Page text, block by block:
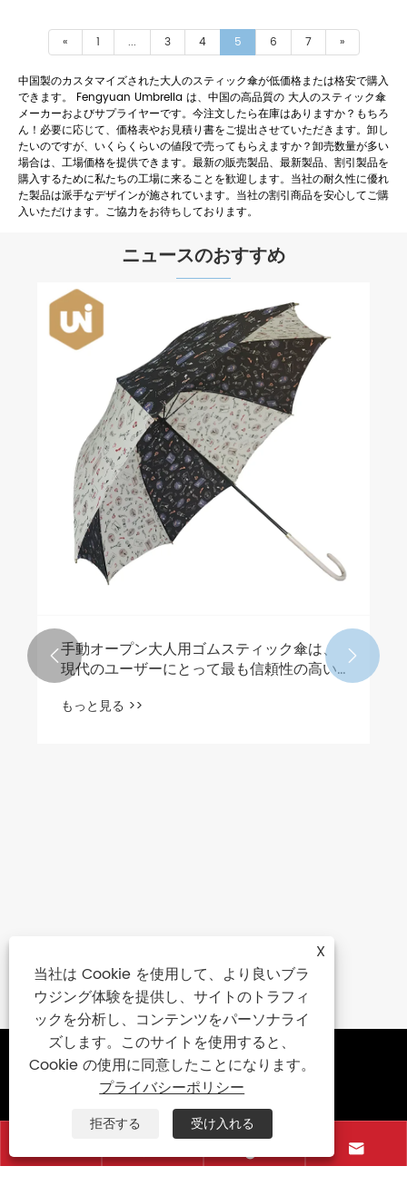
« 1 ... 3 4 5 6 7 »
中国製のカスタマイズされた大人のスティック傘が低価格または格安で購入
できます。 Fengyuan Umbrella は、中国の高品質の 大人のスティック傘
メーカーおよびサプライヤーです。今注文したら在庫はありますか？もちろ
ん！必要に応じて、価格表やお見積り書をご提出させていただきます。卸し
たいのですが、いくらくらいの値段で売ってもらえますか？卸売数量が多い
場合は、工場価格を提供できます。最新の販売製品、最新製品、割引製品を
購入するために私たちの工場に来ることを歓迎します。当社の耐久性に優れ
た製品は派手なデザインが施されています。当社の割引商品を安心してご購
入いただけます。ご協力をお待ちしております。
ニュースのおすすめ
手動オープン大人用ゴムスティック傘は、
現代のユーザーにとって最も信頼性の高い
日常の雨よけソリューションですか?
もっと見る >>
 
お問い合わせ
+86-595-85766661

X
当社は Cookie を使用して、より良いブラ
ウジング体験を提供し、サイトのトラフィ
ックを分析し、コンテンツをパーソナライ
ズします。このサイトを使用すると、
Cookie の使用に同意したことになります。
プライバシーポリシー
拒否する 受け入れる